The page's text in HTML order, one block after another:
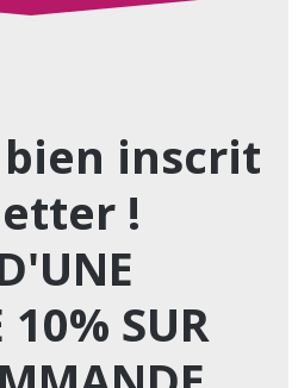
inscrit
!
10% SUR